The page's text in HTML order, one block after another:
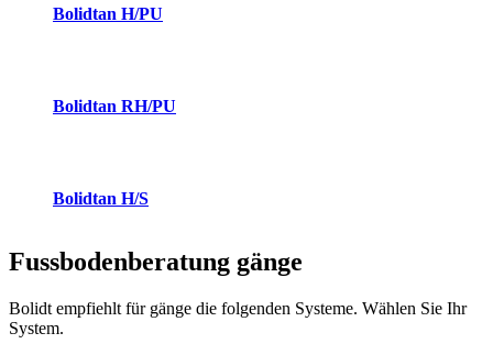
Bolidtan H/PU
Bolidtan RH/PU
Bolidtan H/S
Fussbodenberatung gänge
Bolidt empfiehlt für gänge die folgenden Systeme. Wählen Sie Ihr
System.